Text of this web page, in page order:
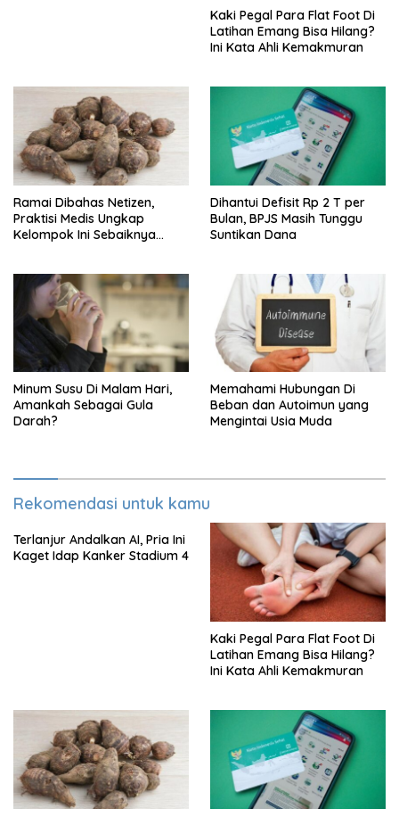
Kaki Pegal Para Flat Foot Di
Latihan Emang Bisa Hilang?
Ini Kata Ahli Kemakmuran
Ramai Dibahas Netizen,
Praktisi Medis Ungkap
Kelompok Ini Sebaiknya
Dihantui Defisit Rp 2 T per
Bulan, BPJS Masih Tunggu
Suntikan Dana
Minum Susu Di Malam Hari,
Amankah Sebagai Gula
Darah?
Memahami Hubungan Di
Beban dan Autoimun yang
Mengintai Usia Muda
Rekomendasi untuk kamu
Terlanjur Andalkan AI, Pria Ini
Kaget Idap Kanker Stadium 4
Kaki Pegal Para Flat Foot Di
Latihan Emang Bisa Hilang?
Ini Kata Ahli Kemakmuran